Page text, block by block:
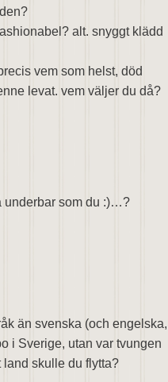
alt. snyggt klädd
vem som helst, död
levat. vem väljer du då?
underbar som du :)…?
än svenska (och engelska,
i Sverige, utan var tvungen
land skulle du flytta?